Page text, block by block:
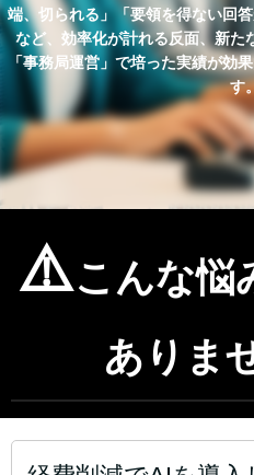
端、切られる」「要領を得ない回
など、効率化が計れる反面、新た
「事務局運営」で培った実績が効
す
⚠️こんな悩
ありま